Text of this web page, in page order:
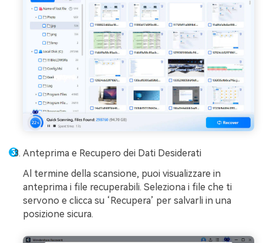
Anteprima e Recupero dei Dati Desiderati
Al termine della scansione, puoi visualizzare in
anteprima i file recuperabili. Seleziona i file che ti
servono e clicca su ‘Recupera’ per salvarli in una
posizione sicura.